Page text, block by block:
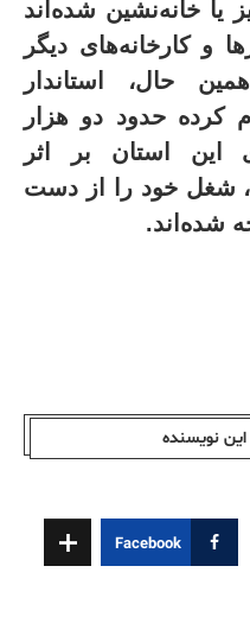
یا خانه‌نشین شده‌اند
و کارخانه‌های دیگر
حال، استاندار
کرده حدود دو هزار
این استان بر اثر
شغل خود را از دست
شده‌اند.
نویسندە
Facebook